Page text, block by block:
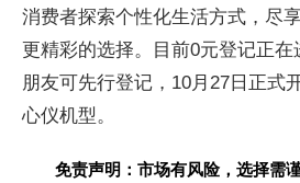
消费者探索个性化生活方式，尽
更精彩的选择。目前0元登记正在
朋友可先行登记，10月27日正式
心仪机型。
免责声明：市场有风险，选择需